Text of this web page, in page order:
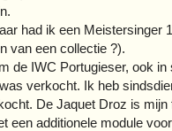
had ik een Meistersinger
van een collectie ?).
de IWC Portugieser, ook
verkocht. Ik heb
De Jaquet Droz is
een additionele module